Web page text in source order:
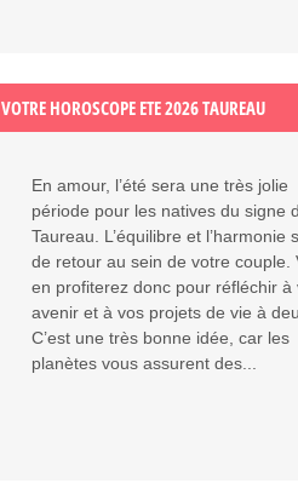
VOTRE HOROSCOPE ETE 2026 TAUREAU
En amour, l’été sera une très jolie
période pour les natives du signe
Taureau. L’équilibre et l’harmonie
de retour au sein de votre couple.
en profiterez donc pour réfléchir à
avenir et à vos projets de vie à
C’est une très bonne idée, car les
planètes vous assurent des...